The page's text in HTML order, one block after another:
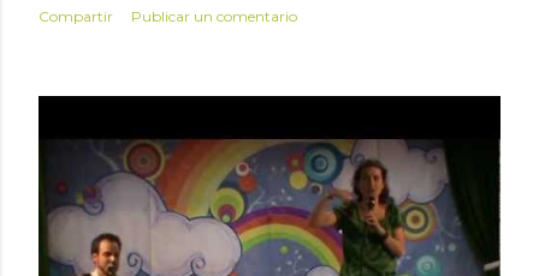
Compartir Publicar un comentario